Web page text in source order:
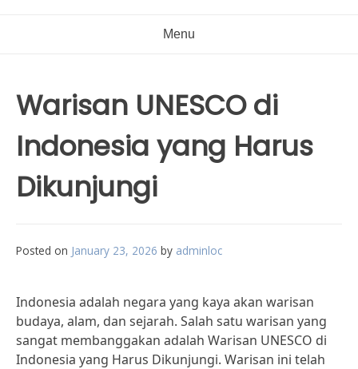
Menu
Warisan UNESCO di
Indonesia yang Harus
Dikunjungi
Posted on January 23, 2026 by adminloc
Indonesia adalah negara yang kaya akan warisan
budaya, alam, dan sejarah. Salah satu warisan yang
sangat membanggakan adalah Warisan UNESCO di
Indonesia yang Harus Dikunjungi. Warisan ini telah